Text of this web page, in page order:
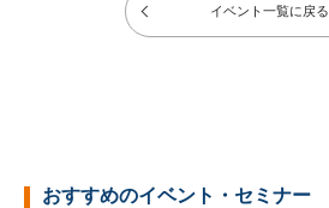
イベント一覧に戻る
おすすめのイベント・セミナー